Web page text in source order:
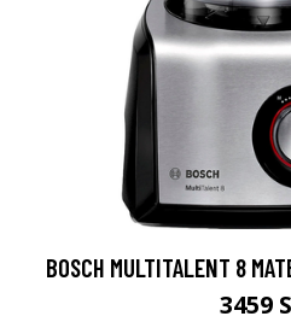
BOSCH MULTITALENT 8
3459